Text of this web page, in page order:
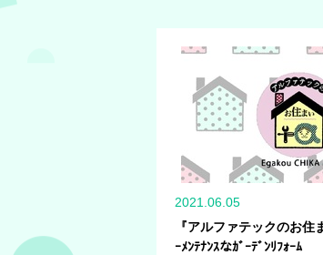
2021.06.05
『アルファテックのお住
ｰﾒﾝﾃﾅﾝｽなｶﾞｰﾃﾞﾝﾘﾌｫｰﾑ